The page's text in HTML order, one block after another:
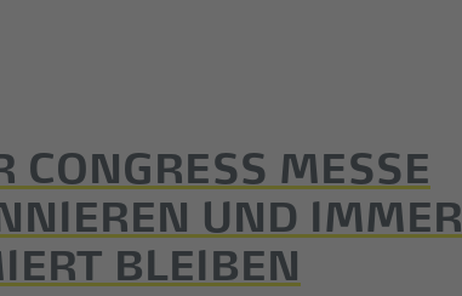
CONGRESS MESSE
UND IMMER
BLEIBEN